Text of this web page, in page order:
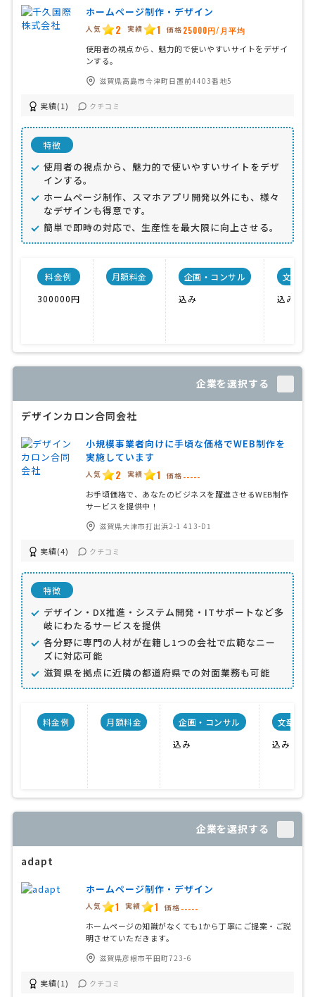
ホームページ制作・デザイン
人気 2 実績 1 価格 25000円/月平均
使用者の視点から、魅力的で使いやすいサイトをデザイ
ンする。
滋賀県高島市今津町日置前4403番地5
実績(1) クチコミ
特徴
使用者の視点から、魅力的で使いやすいサイトをデザ
インする。
ホームページ制作、スマホアプリ開発以外にも、様々
なデザインも得意です。
簡単で即時の対応で、生産性を最大限に向上させる。
料金例
300000円
月額料金
企画・コンサル
込み
文章作
込み
企業を選択する
デザインカロン合同会社
小規模事業者向けに手頃な価格でWEB制作を
実施しています
人気 2 実績 1 価格 -----
お手頃価格で、あなたのビジネスを躍進させるWEB制作
サービスを提供中！
滋賀県大津市打出浜2-1 413-D1
実績(4) クチコミ
特徴
デザイン・DX推進・システム開発・ITサポートなど多
岐にわたるサービスを提供
各分野に専門の人材が在籍し1つの会社で広範なニー
ズに対応可能
滋賀県を拠点に近隣の都道府県での対面業務も可能
料金例 月額料金
企画・コンサル
込み
文章作成
込み
企業を選択する
adapt
ホームページ制作・デザイン
人気 1 実績 1 価格 -----
ホームページの知識がなくても1から丁寧にご提案・ご説
明させていただきます。
滋賀県彦根市平田町723-6
実績(1) クチコミ